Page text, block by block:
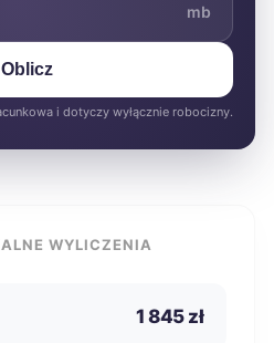
mb
Oblicz
i dotyczy wyłącznie robocizny.
WYLICZENIA
1 845 zł